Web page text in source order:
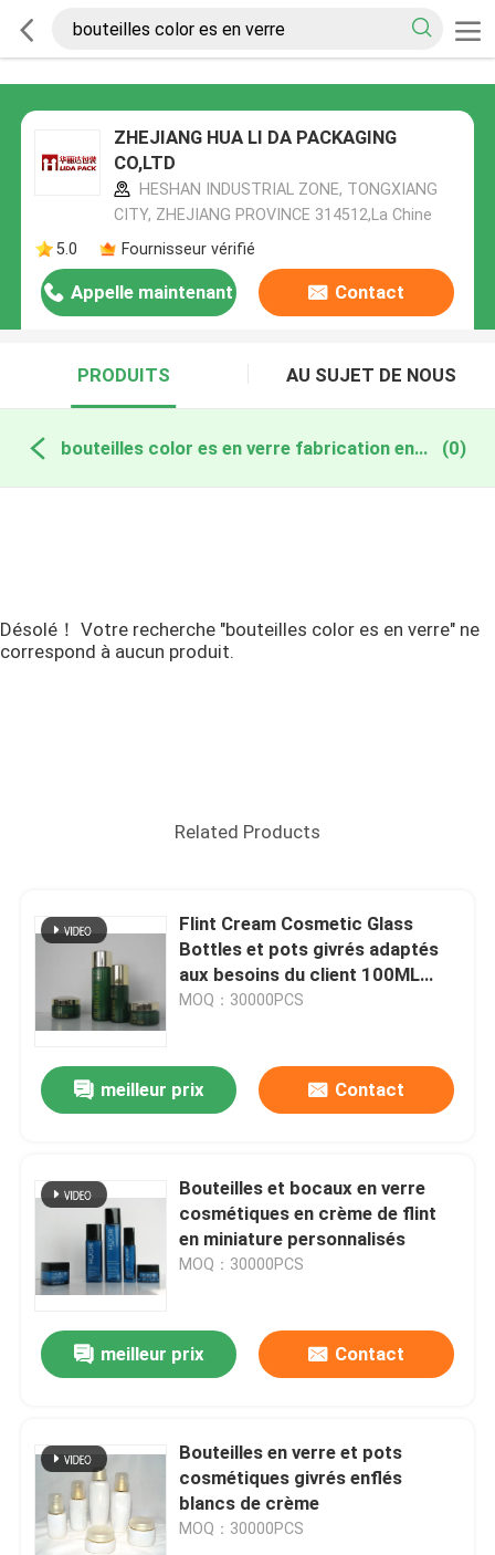
ZHEJIANG HUA LI DA PACKAGING
CO,LTD
HESHAN INDUSTRIAL ZONE, TONGXIANG
CITY, ZHEJIANG PROVINCE 314512,La Chine
5.0
Fournisseur vérifié
Appelle maintenant Contact
PRODUITS AU SUJET DE NOUS
bouteilles color es en verre fabrication en ligne (0)
Désolé！ Votre recherche "bouteilles color es en verre" ne
correspond à aucun produit.
Related Products
Flint Cream Cosmetic Glass
Bottles et pots givrés adaptés
aux besoins du client 100ML
40ML
MOQ：30000PCS
meilleur prix Contact
Bouteilles et bocaux en verre
cosmétiques en crème de flint
en miniature personnalisés
MOQ：30000PCS
meilleur prix Contact
Bouteilles en verre et pots
cosmétiques givrés enflés
blancs de crème
MOQ：30000PCS